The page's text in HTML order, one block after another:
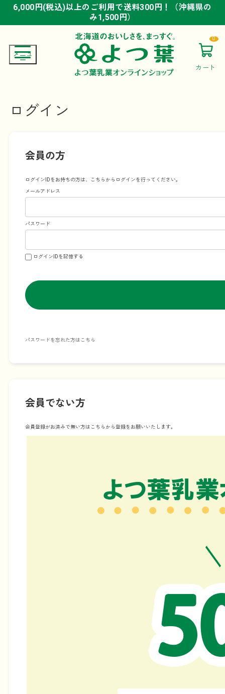
6,000円(税込)以上のご利用で送料300円！（沖縄県の
み1,500円）
6,000円(税込)以上のご利用で送料300円！（沖縄県の
み1,500円）
6,000円(税込)以上のご利用で送料300円！（沖縄県の
み1,500円）
カート
0
ログイン
会員の方
ログインIDをお持ちの方は、こちらからログインを行ってください。
メールアドレス
パスワード
ログインIDを記憶する
パスワードを忘れた方はこちら
会員でない方
会員登録がお済みで無い方はこちらから登録をお願いいたします。